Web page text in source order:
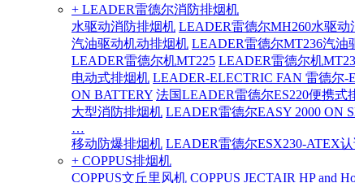
+ LEADER雷德尔消防排烟机
水驱动消防排烟机 LEADER雷德尔MH260水驱
汽油驱动机动排烟机 LEADER雷德尔MT236汽
LEADER雷德尔机MT225 LEADER雷德尔机
电动式排烟机 LEADER-ELECTRIC FAN 雷德尔-
ON BATTERY 法国LEADER雷德尔ES220便携
大型消防排烟机 LEADER雷德尔EASY 2000 ON
…
移动防爆排烟机 LEADER雷德尔ESX230-ATEX
+ COPPUS排烟机
COPPUS文丘里风机 COPPUS JECTAIR HP and